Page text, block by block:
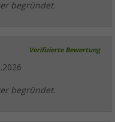
9,99 €
begründet.
Verifizierte Bewertung
begründet.